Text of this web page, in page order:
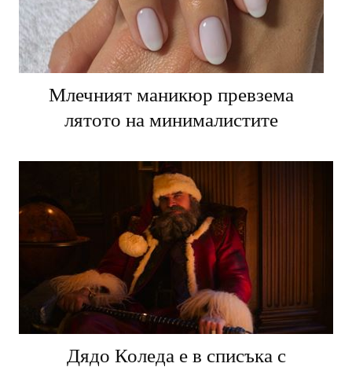
Млечният маникюр превзема
лятото на минималистите
Дядо Коледа е в списъка с